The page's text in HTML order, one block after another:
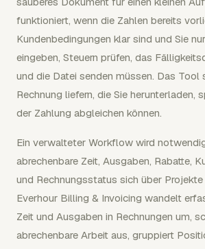
funktioniert, wenn die Zahlen bereits
Kundenbedingungen klar sind und Sie
eingeben, Steuern prüfen, das
und die Datei senden müssen. Das Tool
Rechnung liefern, die Sie herunterladen,
der Zahlung abgleichen können.
Ein verwalteter Workflow wird
abrechenbare Zeit, Ausgaben, Rabatte,
und Rechnungsstatus sich über Projekte
Everhour Billing & Invoicing wandelt
Zeit und Ausgaben in Rechnungen um,
abrechenbare Arbeit aus, gruppiert